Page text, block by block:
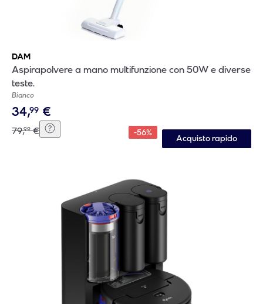
DAM
Aspirapolvere a mano multifunzione con 50W e diverse
teste.
Bianco
34,99 €
79,99 € -56%
Acquisto rapido